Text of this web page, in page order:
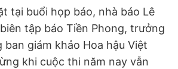
tại buổi họp báo, nhà báo Lê
tập báo Tiền Phong, trưởng
ban giám khảo Hoa hậu Việt
khi cuộc thi năm nay vẫn